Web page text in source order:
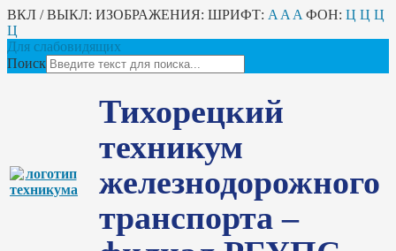
ВКЛ / ВЫКЛ: ИЗОБРАЖЕНИЯ: ШРИФТ: A A A ФОН: Ц Ц Ц
Ц
Для слабовидящих
Поиск
Тихорецкий
техникум
железнодорожного
транспорта –